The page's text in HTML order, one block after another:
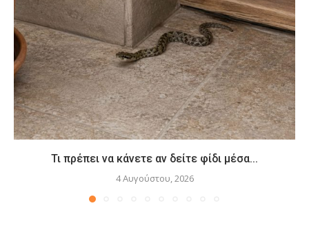
Τι πρέπει να κάνετε αν δείτε φίδι μέσα...
4 Αυγούστου, 2026